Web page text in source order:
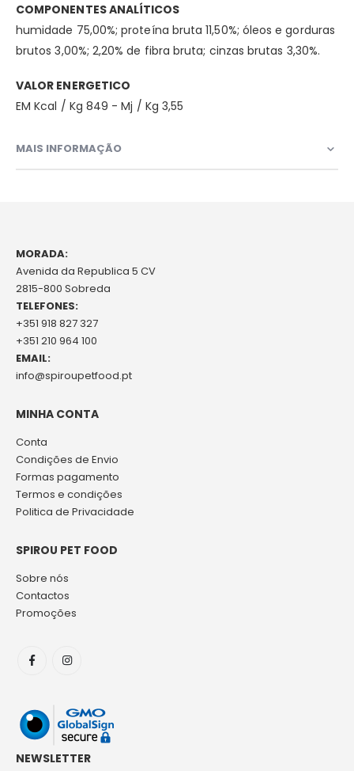
COMPONENTES ANALÍTICOS
humidade 75,00%; proteína bruta 11,50%; óleos e gorduras
brutos 3,00%; 2,20% de fibra bruta; cinzas brutas 3,30%.
VALOR ENERGETICO
EM Kcal / Kg 849 - Mj / Kg 3,55
MAIS INFORMAÇÃO
MORADA:
Avenida da Republica 5 CV
2815-800 Sobreda
TELEFONES:
+351 918 827 327
+351 210 964 100
EMAIL:
info@spiroupetfood.pt
MINHA CONTA
Conta
Condições de Envio
Formas pagamento
Termos e condições
Politica de Privacidade
SPIROU PET FOOD
Sobre nós
Contactos
Promoções
NEWSLETTER